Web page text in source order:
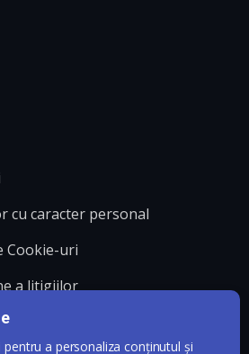
cu caracter personal
Cookie-uri
a litigiilor
a personaliza conținutul și